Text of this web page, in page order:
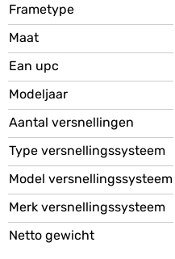
Frametype
Maat
Ean upc
Modeljaar
Aantal versnellingen
Type versnellingssysteem
Model versnellingssysteem
Merk versnellingssysteem
Netto gewicht